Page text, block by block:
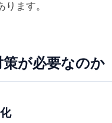
ります。
が必要なのか